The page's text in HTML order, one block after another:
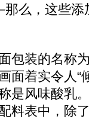
么，这些添
装的名称
面着实令人“
是风味酸乳
料表中，除